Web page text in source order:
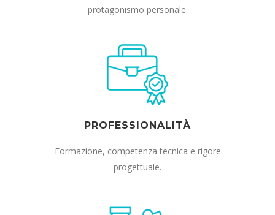
protagonismo personale.
PROFESSIONALITÀ
Formazione, competenza tecnica e rigore
progettuale.